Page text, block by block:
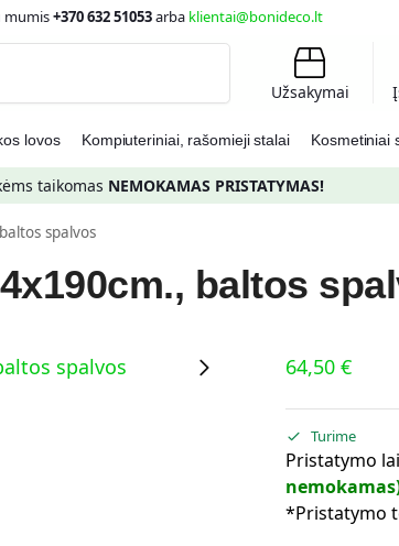
mumis+370 632 51053arba klientai@bonideco.lt
Užsakymai
lovos Kompiuteriniai, rašomieji stalai Kosmetiniai
taikomas NEMOKAMAS PRISTATYMAS!
spalvos
baltos
64,50€
Turime
Pristatymo
*Pristatymo